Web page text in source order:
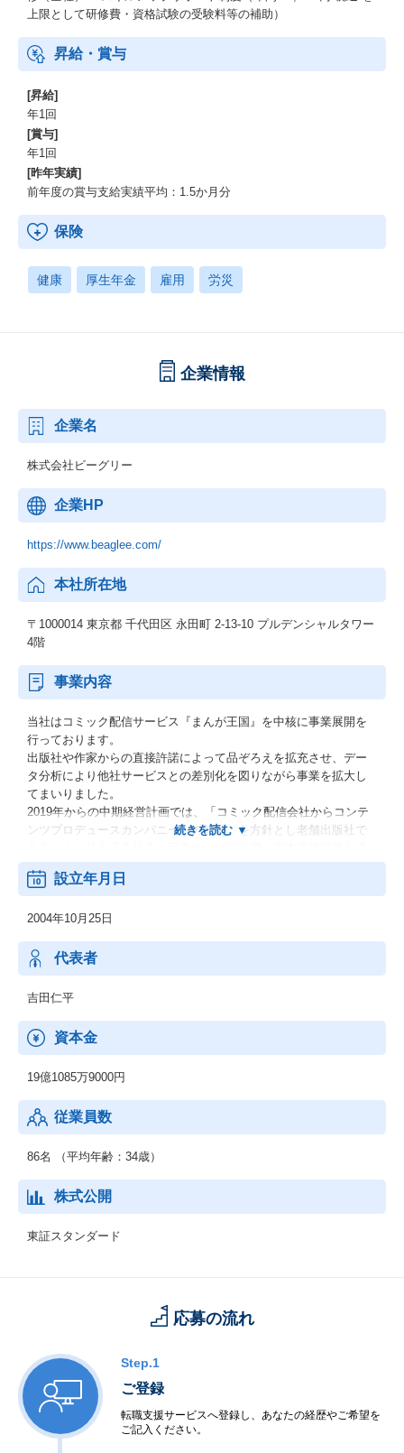
上限として研修費・資格試験の受験料等の補助）
昇給・賞与
[昇給]
年1回
[賞与]
年1回
[昨年実績]
前年度の賞与支給実績平均：1.5か月分
保険
健康 厚生年金 雇用 労災
企業情報
企業名
株式会社ビーグリー
企業HP
https://www.beaglee.com/
本社所在地
〒1000014 東京都 千代田区 永田町 2-13-10 プルデンシャルタワー
4階
事業内容
当社はコミック配信サービス『まんが王国』を中核に事業展開を
行っております。
出版社や作家からの直接許諾によって品ぞろえを拡充させ、デー
タ分析により他社サービスとの差別化を図りながら事業を拡大し
てまいりました。
2019年からの中期経営計画では、「コミック配信会社からコンテ
ンツプロデュースカンパニーへの転換」を方針とし老舗出版社で
結するなど、企業として大きな成長を遂げました。
現在の中期経営計画期間においては、「コンテンツプロデュース
『まんが王国』の安定成長、コンテンツ創出力の強化とメディア
ミックスの実現、海外展開の3つの戦略を推し進めてまいります。
海外展開では、2023年6月に北米向けコミック配信サービス『yom
oyo』の提供を開始し、第三の収益の柱として育成してまいりま
す。
設立年月日
2004年10月25日
代表者
吉田仁平
資本金
19億1085万9000円
従業員数
86名 （平均年齢：34歳）
株式公開
東証スタンダード
応募の流れ
Step.1
ご登録
転職支援サービスへ登録し、あなたの経歴やご希望を
ご記入ください。